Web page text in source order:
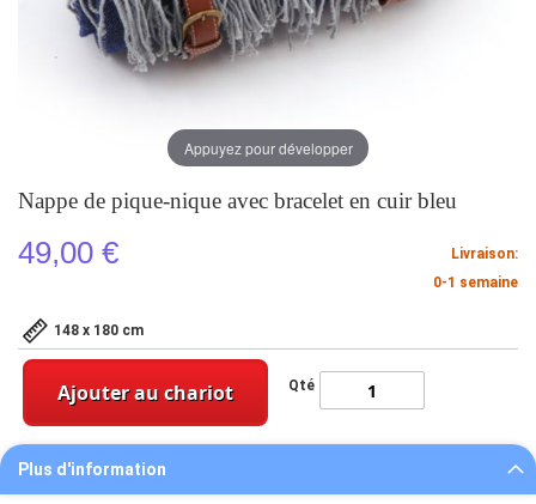
Nappe de pique-nique avec bracelet en cuir bleu
49,00 €
Livraison:
0-1 semaine
148 x 180 cm
Qté
Ajouter au chariot
Appuyez pour développer
Plus d'information